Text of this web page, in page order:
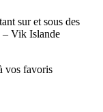
sur et sous des
– Vik Islande